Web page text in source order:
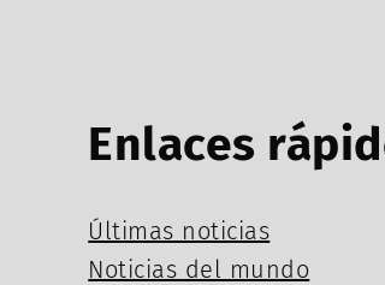
Enlaces
Últimas noticias
Noticias del mundo